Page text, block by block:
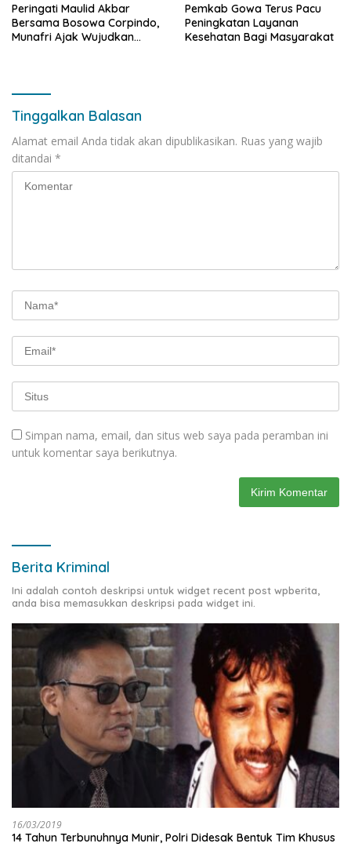
Peringati Maulid Akbar
Bersama Bosowa Corpindo,
Munafri Ajak Wujudkan
Pemkab Gowa Terus Pacu
Peningkatan Layanan
Kesehatan Bagi Masyarakat
Tinggalkan Balasan
Alamat email Anda tidak akan dipublikasikan. Ruas yang wajib
ditandai *
Simpan nama, email, dan situs web saya pada peramban ini
untuk komentar saya berikutnya.
Berita Kriminal
Ini adalah contoh deskripsi untuk widget recent post wpberita,
anda bisa memasukkan deskripsi pada widget ini.
16/03/2019
14 Tahun Terbunuhnya Munir, Polri Didesak Bentuk Tim Khusus